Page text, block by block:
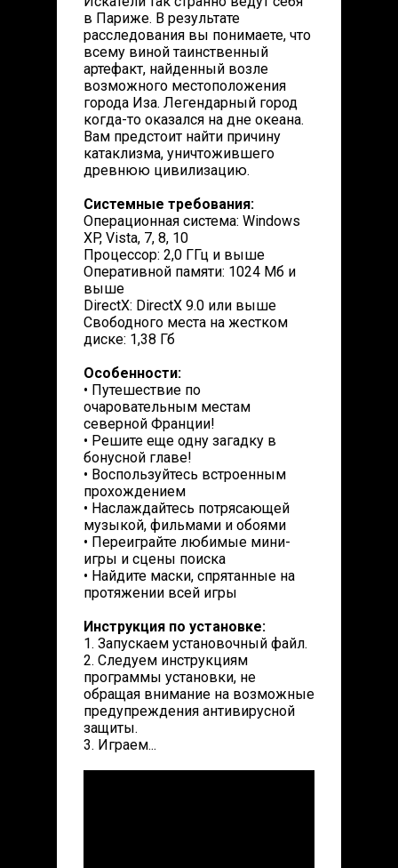
в Париже. В результате
расследования вы понимаете, что
всему виной таинственный
артефакт, найденный возле
возможного местоположения
города Иза. Легендарный город
когда-то оказался на дне океана.
Вам предстоит найти причину
катаклизма, уничтожившего
древнюю цивилизацию.
Системные требования:
Операционная система: Windows
XP, Vista, 7, 8, 10
Процессор: 2,0 ГГц и выше
Оперативной памяти: 1024 Mб и
выше
DirectX: DirectX 9.0 или выше
Свободного места на жестком
диске: 1,38 Гб
Особенности:
• Путешествие по
очаровательным местам
северной Франции!
• Решите еще одну загадку в
бонусной главе!
• Воспользуйтесь встроенным
прохождением
• Наслаждайтесь потрясающей
музыкой, фильмами и обоями
• Переиграйте любимые мини-
игры и сцены поиска
• Найдите маски, спрятанные на
протяжении всей игры
Инструкция по установке:
1. Запускаем установочный файл.
2. Следуем инструкциям
программы установки, не
обращая внимание на возможные
предупреждения антивирусной
защиты.
3. Играем...